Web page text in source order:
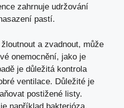
zahrnuje udržování
pastí.
a zvadnout, může
onemocnění, jako je
je důležitá kontrola
ventilace. Důležité je
postižené listy.
například bakterióza,